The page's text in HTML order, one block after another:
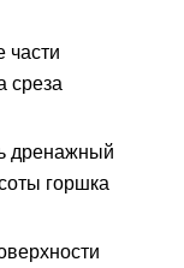
среза
дренажный
горшка